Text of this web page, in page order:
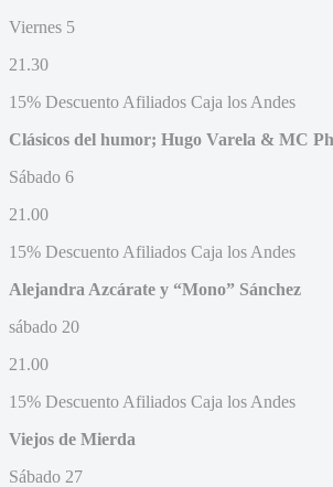
Viernes 5
21.30
15% Descuento Afiliados Caja los Andes
Clásicos del humor; Hugo Varela & MC
Sábado 6
21.00
15% Descuento Afiliados Caja los Andes
Alejandra Azcárate y “Mono” Sánchez
sábado 20
21.00
15% Descuento Afiliados Caja los Andes
Viejos de Mierda
Sábado 27